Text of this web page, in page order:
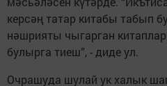
керсәң татар китабы табып
нәшрияты чыгарган
булырга тиеш”, - диде ул.
Очрашуда шулай ук халык